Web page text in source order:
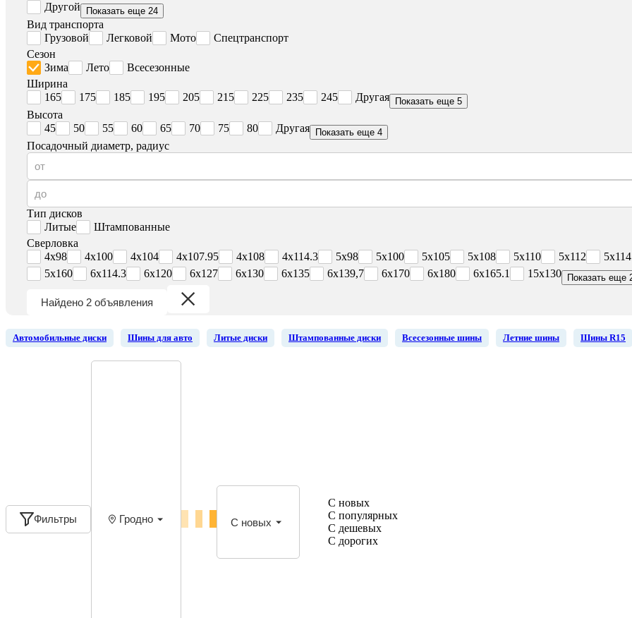
Другой
Показать еще 24
Вид транспорта
Грузовой
Легковой Мото
Спецтранспорт
Сезон
Зима
Лето
Всесезонные
Ширина
165
175 185 195 205 215 225 235 245 Другая Показать еще 5
Высота
45
50 55 60 65 70 75 80 Другая Показать еще 4
Посадочный диаметр, радиус
Тип дисков
Литые
Штампованные
Сверловка
4x98
4x100 4x104 4x107.95 4x108 4x114.3 5x98 5x100 5x105 5x108 5x110 5x112
5x160
6x114.3 6x120 6x127 6x130 6x135 6x139,7 6x170 6x180 6x165.1 15x130 Показать еще
Найдено 2 объявления
Автомобильные диски Шины для авто Литые диски Штампованные диски Всесезонные шины Летние шины Шины R15
Фильтры Гродно С новых
С новых
С популярных
С дешевых
С дорогих